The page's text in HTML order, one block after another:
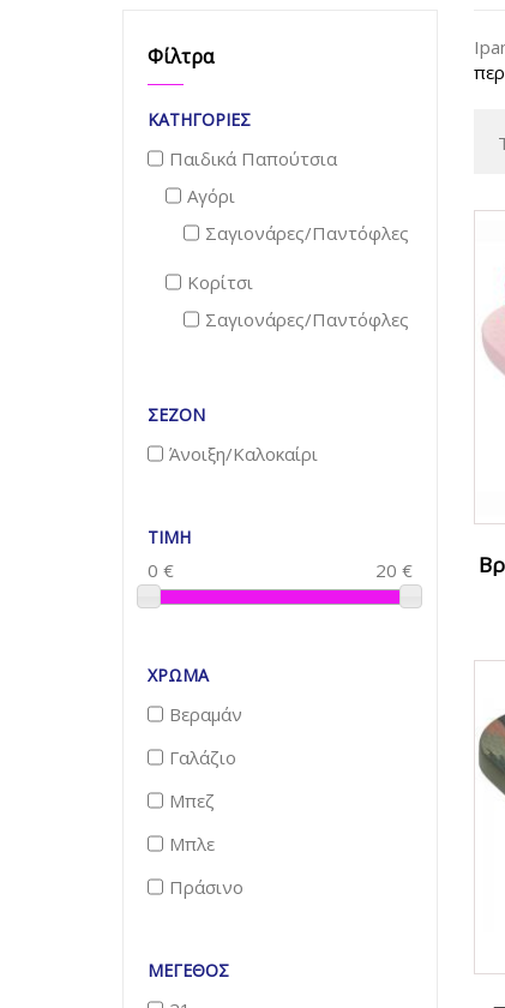
Φίλτρα
ΚΑΤΗΓΟΡΊΕΣ
Παιδικά Παπούτσια
Αγόρι
Σαγιονάρες/Παντόφλες
Κορίτσι
Σαγιονάρες/Παντόφλες
ΣΕΖΌΝ
Άνοιξη/Καλοκαίρι
TIMH
0 € 20 €
ΧΡΏΜΑ
Βεραμάν
Γαλάζιο
Μπεζ
Μπλε
Πράσινο
ΜΈΓΕΘΟΣ